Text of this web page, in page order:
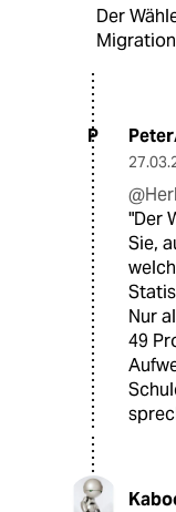
Der
P
"Der
Sie,
Nur
49